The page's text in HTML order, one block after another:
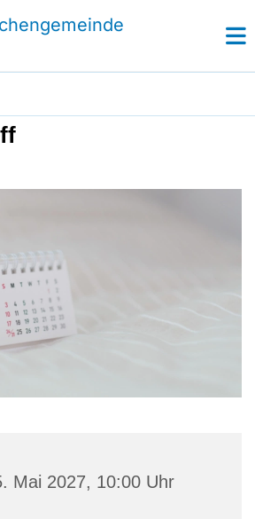
Mai 2027, 10:00 Uhr